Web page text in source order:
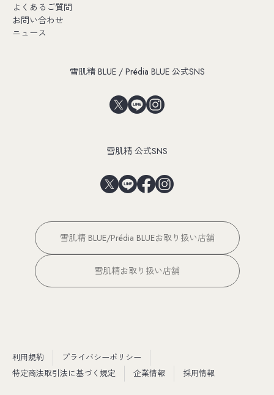
よくあるご質問
お問い合わせ
ニュース
雪肌精 BLUE / Prédia BLUE 公式SNS
雪肌精 公式SNS
雪肌精 BLUE/Prédia BLUEお取り扱い店舗
雪肌精お取り扱い店舗
利用規約
プライバシーポリシー
特定商法取引法に基づく規定
企業情報 採用情報